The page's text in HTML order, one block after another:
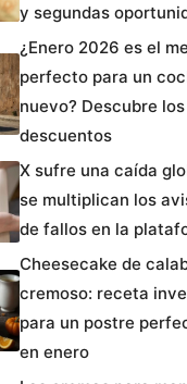
y segundas
¿Enero 2026 es el
perfecto para un
nuevo? Descubre los
descuentos
X sufre una caída
se multiplican los
de fallos en la
Cheesecake de
cremoso: receta
para un postre
en enero